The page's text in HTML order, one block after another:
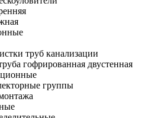
труб канализации
гофрированная двустенная
группы